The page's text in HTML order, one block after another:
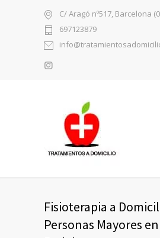
C/ Aragó nº517, Barcelona
697123879
Fisioterapia a
Personas Mayores en